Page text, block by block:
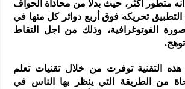
انه متطور أكثر، حيث بدلاً من محاذاة الحواف
تحريكه فوق أربع دوائر كل منها في
الفوتوغرافية، وذلك من اجل التقاط
التقنية توفرت من خلال تقنيات تعلم
من الطريقة التي ينظر بها الناس في